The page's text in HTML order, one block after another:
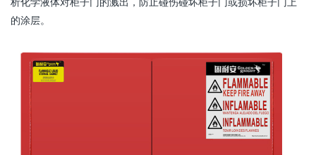
析化学液体对柜子门的溅出，防止碰伤碰坏柜子门或损坏柜子门上
的涂层。